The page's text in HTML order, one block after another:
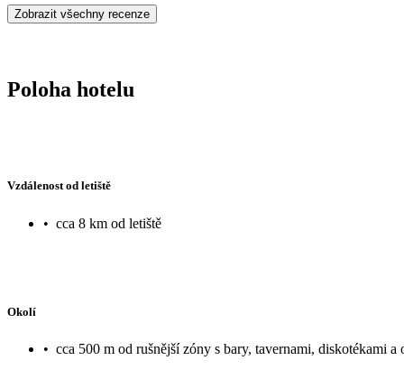
Zobrazit všechny recenze
Poloha hotelu
Vzdálenost od letiště
• cca 8 km od letiště
Okolí
• cca 500 m od rušnější zóny s bary, tavernami, diskotékami a